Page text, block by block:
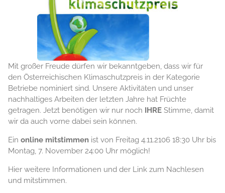
Mit großer Freude dürfen wir bekanntgeben, dass wir für
den Österreichischen Klimaschutzpreis in der Kategorie
Betriebe nominiert sind. Unsere Aktivitäten und unser
nachhaltiges Arbeiten der letzten Jahre hat Früchte
getragen. Jetzt benötigen wir nur noch IHRE Stimme, damit
wir da auch vorne dabei sein können.
Ein online mitstimmen ist von Freitag 4.11.2106 18:30 Uhr bis
Montag, 7. November 24:00 Uhr möglich!
Hier weitere Informationen und der Link zum Nachlesen
und mitstimmen.